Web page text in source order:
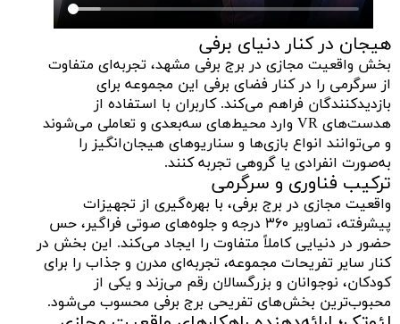
هیجان در کنار دنیای برفی
بخش واقعیت مجازی در برج برفی مشهد، تجربه‌ای متفاوت
از سرگرمی را در کنار فضای برفی این مجموعه برای
بازدیدکنندگان فراهم می‌کند. کاربران با استفاده از
هدست‌های VR وارد محیط‌های سه‌بعدی و تعاملی می‌شوند
و می‌توانند انواع بازی‌ها و سناریوهای هیجان‌انگیز را
به‌صورت انفرادی یا گروهی تجربه کنند.
ترکیب فناوری و سرگرمی
واقعیت مجازی در برج برفی، با بهره‌گیری از تجهیزات
پیشرفته، تصاویر ۳۶۰ درجه و جلوه‌های صوتی فراگیر، حس
حضور در دنیایی کاملاً متفاوت را ایجاد می‌کند. این بخش در
کنار سایر تفریحات مجموعه، تجربه‌ای مدرن و جذاب را برای
کودکان، نوجوانان و بزرگسالان رقم می‌زند و یکی از
محبوب‌ترین بخش‌های تفریحی برج برفی محسوب می‌شود.